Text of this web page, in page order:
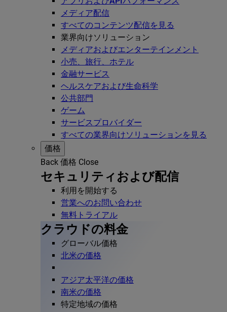
メディア配信
すべてのコンテンツ配信を見る
業界向けソリューション
メディアおよびエンターテインメント
小売、旅行、ホテル
金融サービス
ヘルスケアおよび生命科学
公共部門
ゲーム
サービスプロバイダー
すべての業界向けソリューションを見る
価格
Back 価格 Close
セキュリティおよび配信
利用を開始する
営業へのお問い合わせ
無料トライアル
クラウドの料金
グローバル価格
北米の価格
アジア太平洋の価格
南米の価格
特定地域の価格